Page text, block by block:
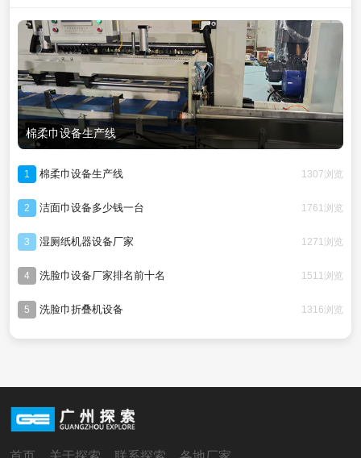
棉柔巾设备生产线
1 棉柔巾设备生产线 1307浏览
2 洁面巾设备多少钱一台 1761浏览
3 湿厕纸机器设备厂家 1271浏览
4 洗脸巾设备厂家排名前十名 1511浏览
5 洗脸巾折叠机设备 1316浏览